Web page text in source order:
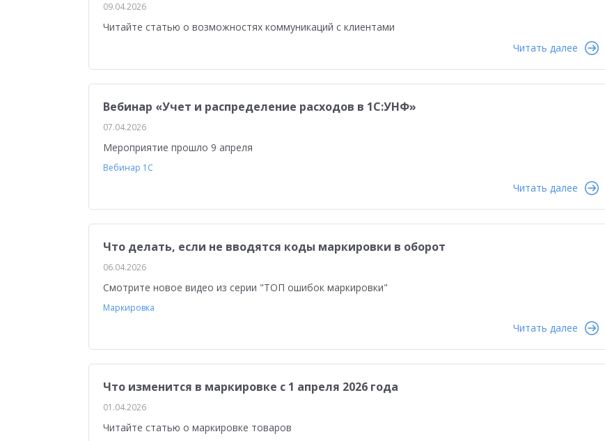
09.04.2026
Читайте статью о возможностях коммуникаций с клиентами
Читать далее
Вебинар «Учет и распределение расходов в 1С:УНФ»
07.04.2026
Мероприятие прошло 9 апреля
Вебинар 1С
Читать далее
Что делать, если не вводятся коды маркировки в оборот
06.04.2026
Смотрите новое видео из серии "ТОП ошибок маркировки"
Маркировка
Читать далее
Что изменится в маркировке с 1 апреля 2026 года
01.04.2026
Читайте статью о маркировке товаров